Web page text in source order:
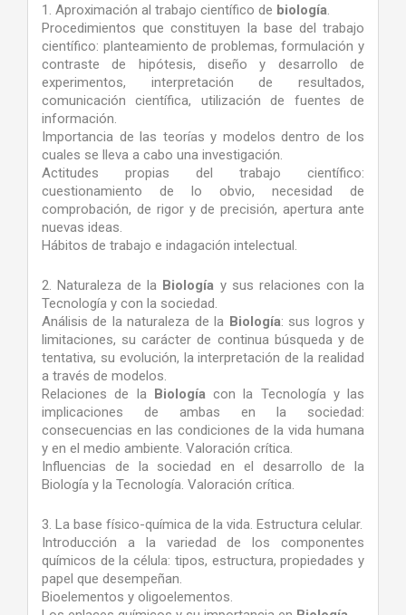
1. Aproximación al trabajo científico de biología.
Procedimientos que constituyen la base del trabajo
científico: planteamiento de problemas, formulación y
contraste de hipótesis, diseño y desarrollo de
experimentos, interpretación de resultados,
comunicación científica, utilización de fuentes de
información.
Importancia de las teorías y modelos dentro de los
cuales se lleva a cabo una investigación.
Actitudes propias del trabajo científico:
cuestionamiento de lo obvio, necesidad de
comprobación, de rigor y de precisión, apertura ante
nuevas ideas.
Hábitos de trabajo e indagación intelectual.
2. Naturaleza de la Biología y sus relaciones con la
Tecnología y con la sociedad.
Análisis de la naturaleza de la Biología: sus logros y
limitaciones, su carácter de continua búsqueda y de
tentativa, su evolución, la interpretación de la realidad
a través de modelos.
Relaciones de la
Biología con la Tecnología y las
implicaciones de ambas en la sociedad:
consecuencias en las condiciones de la vida humana
y en el medio ambiente. Valoración crítica.
Influencias de la sociedad en el desarrollo de la
Biología y la Tecnología. Valoración crítica.
3. La base físico-química de la vida. Estructura celular.
Introducción a la variedad de los componentes
químicos de la célula: tipos, estructura, propiedades y
papel que desempeñan.
Bioelementos y oligoelementos.